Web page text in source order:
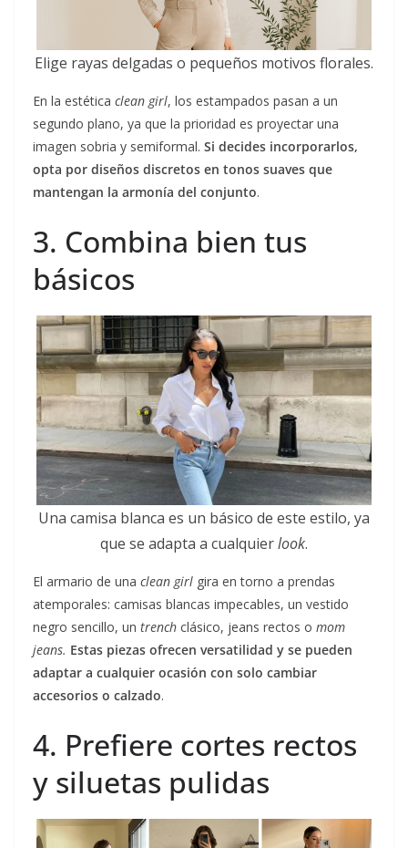
Elige rayas delgadas o pequeños motivos florales.
En la estética clean girl, los estampados pasan a un
segundo plano, ya que la prioridad es proyectar una
imagen sobria y semiformal. Si decides incorporarlos,
opta por diseños discretos en tonos suaves que
mantengan la armonía del conjunto.
3. Combina bien tus
básicos
Una camisa blanca es un básico de este estilo, ya
que se adapta a cualquierlook.
El armario de una clean girl gira en torno a prendas
atemporales: camisas blancas impecables, un vestido
negro sencillo, un trench clásico, jeans rectos o mom
jeans. Estas piezas ofrecen versatilidad y se pueden
adaptar a cualquier ocasión con solo cambiar
accesorios o calzado.
4. Prefiere cortes rectos
y siluetas pulidas